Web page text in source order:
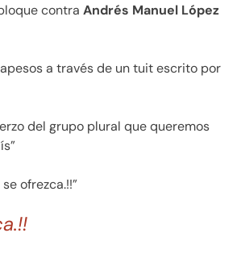
contra Andrés Manuel López
a través de un tuit escrito por
del grupo plural que queremos
ofrezca.!!”